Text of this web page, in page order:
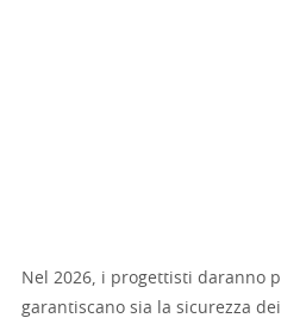
Nel 2026, i progettisti daranno
garantiscano sia la sicurezza